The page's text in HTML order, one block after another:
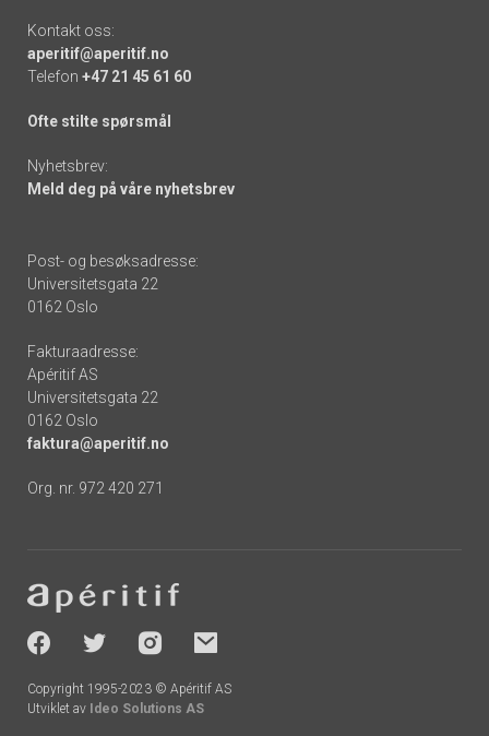
Kontakt oss:
aperitif@aperitif.no
Telefon +47 21 45 61 60
Ofte stilte spørsmål
Nyhetsbrev:
Meld deg på våre nyhetsbrev
Post- og besøksadresse:
Universitetsgata 22
0162 Oslo
Fakturaadresse:
Apéritif AS
Universitetsgata 22
0162 Oslo
faktura@aperitif.no
Org. nr. 972 420 271
-
socials
Copyright 1995-2023 © Apéritif AS
Utviklet av Ideo Solutions AS